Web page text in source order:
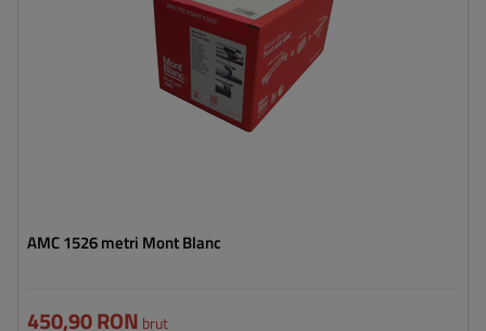
AMC 1526 metri Mont Blanc
450,90 RON brut